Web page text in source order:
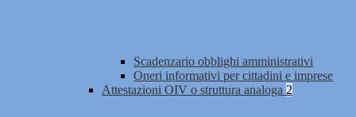
Scadenzario obblighi amministrativi
Oneri informativi per cittadini e imprese
Attestazioni OIV o struttura analoga 2